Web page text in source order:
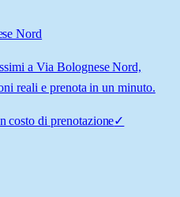
Nord
a Via Bolognese Nord,
reali e prenota in un minuto.
costo di prenotazione✓